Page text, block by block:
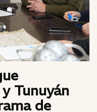
Tunuyán
de